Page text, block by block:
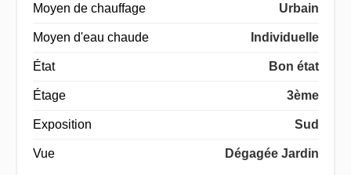
Moyen de chauffage Urbain
Moyen d'eau chaude Individuelle
État Bon état
Étage 3ème
Exposition Sud
Vue Dégagée Jardin